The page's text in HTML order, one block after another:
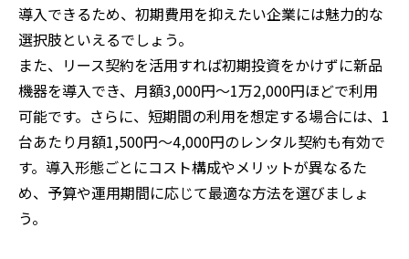
導入できるため、初期費用を抑えたい企業には魅力的な
選択肢といえるでしょう。
また、リース契約を活用すれば初期投資をかけずに新品
機器を導入でき、月額3,000円〜1万2,000円ほどで利用
可能です。さらに、短期間の利用を想定する場合には、1
台あたり月額1,500円〜4,000円のレンタル契約も有効で
す。導入形態ごとにコスト構成やメリットが異なるた
め、予算や運用期間に応じて最適な方法を選びましょ
う。